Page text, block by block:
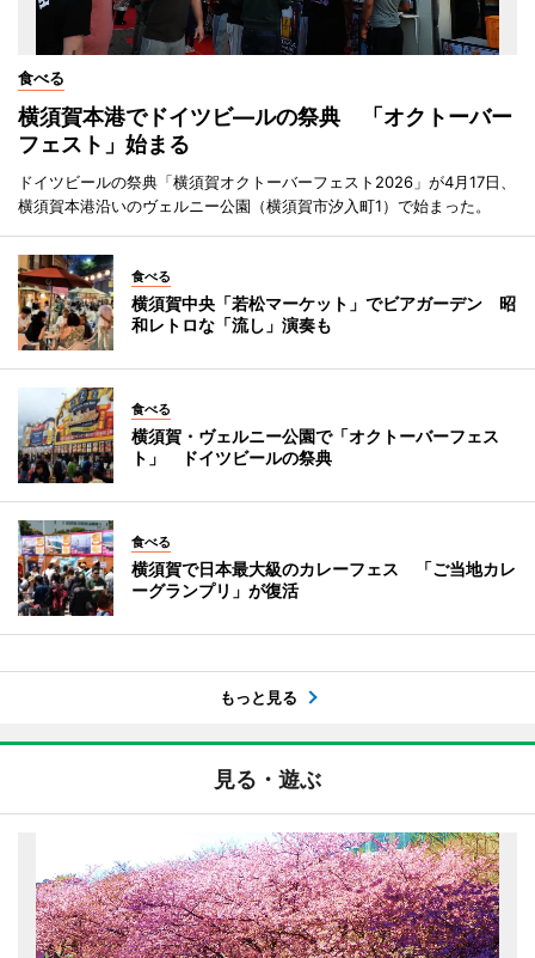
食べる
横須賀本港でドイツビ―ルの祭典 「オクトーバー
フェスト」始まる
ドイツビールの祭典「横須賀オクトーバーフェスト2026」が4月17日、
横須賀本港沿いのヴェルニー公園（横須賀市汐入町1）で始まった。
食べる
横須賀中央「若松マーケット」でビアガーデン 昭
和レトロな「流し」演奏も
食べる
横須賀・ヴェルニー公園で「オクトーバーフェス
ト」 ドイツビールの祭典
食べる
横須賀で日本最大級のカレーフェス 「ご当地カレ
ーグランプリ」が復活
もっと見る
見る・遊ぶ